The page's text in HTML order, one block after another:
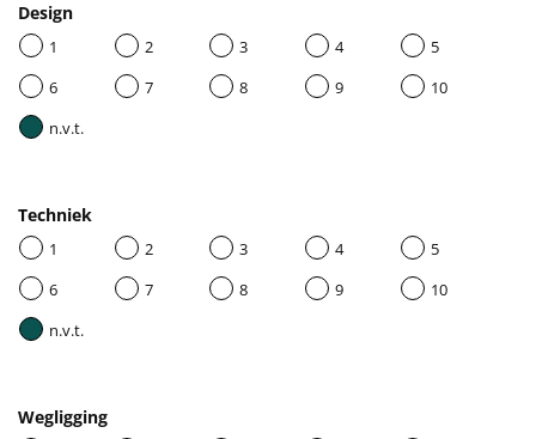
Design
1 2 3 4
5
6
7 8 9
10
n.v.t.
Techniek
1 2 3 4
5
6
7 8 9
10
n.v.t.
Wegligging